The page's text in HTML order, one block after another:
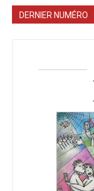
DERNIER NUMÉRO